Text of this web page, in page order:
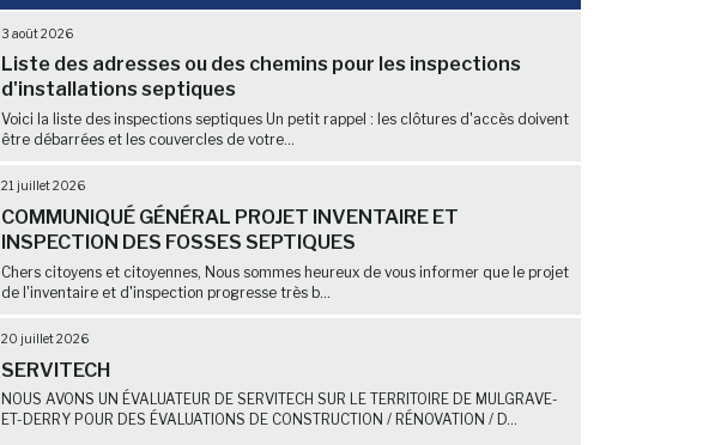
3 août 2026
Liste des adresses ou des chemins pour les inspections
d'installations septiques
Voici la liste des inspections septiques Un petit rappel : les clôtures d'accès doivent
être débarrées et les couvercles de votre...
21 juillet 2026
COMMUNIQUÉ GÉNÉRAL PROJET INVENTAIRE ET
INSPECTION DES FOSSES SEPTIQUES
Chers citoyens et citoyennes, Nous sommes heureux de vous informer que le projet
de l'inventaire et d'inspection progresse très b...
20 juillet 2026
SERVITECH
NOUS AVONS UN ÉVALUATEUR DE SERVITECH SUR LE TERRITOIRE DE MULGRAVE-
ET-DERRY POUR DES ÉVALUATIONS DE CONSTRUCTION / RÉNOVATION / D...